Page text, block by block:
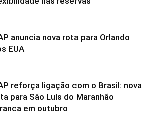
anuncia nova rota para Orlando
EUA
reforça ligação com o Brasil: nova
para São Luís do Maranhão
em outubro